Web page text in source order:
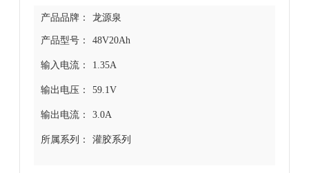
产品品牌： 龙源泉
产品型号： 48V20Ah
输入电流： 1.35A
输出电压： 59.1V
输出电流： 3.0A
所属系列： 灌胶系列